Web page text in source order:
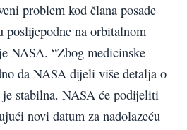
problem kod člana posade
poslijepodne na orbitalnom
NASA. “Zbog medicinske
da NASA dijeli više detalja o
je stabilna. NASA će podijeliti
novi datum za nadolazeću